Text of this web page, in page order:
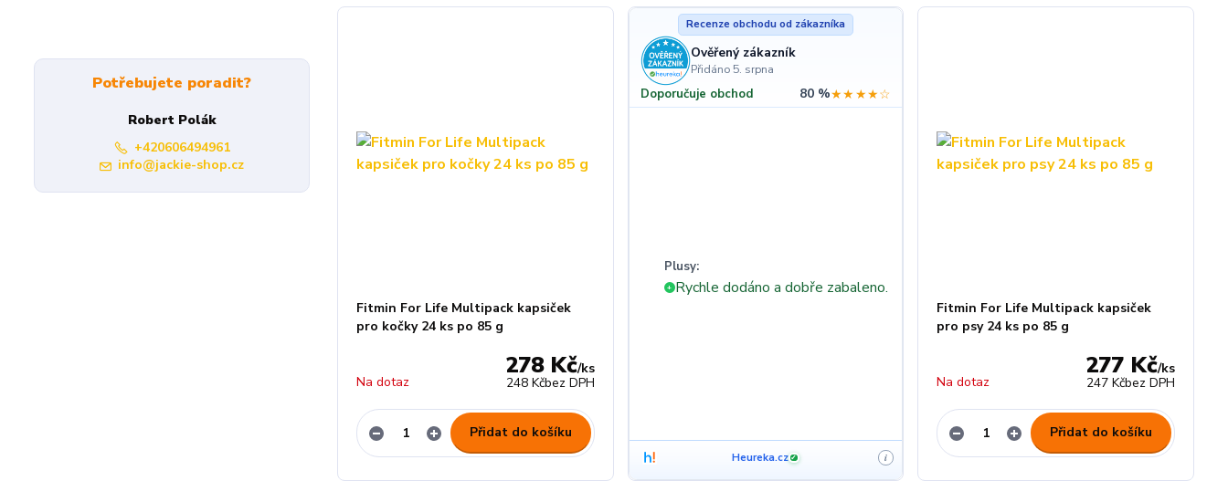
Fitmin For Life Multipack kapsiček
pro kočky 24 ks po 85 g
278 Kč/ks
248 Kčbez DPH
Na dotaz
Přidat do košíku
Recenze obchodu od zákazníka
Ověřený zákazník
Přidáno 5. srpna
Doporučuje obchod 80 %★★★★☆
Plusy:
+ Rychle dodáno a dobře zabaleno.
Heureka.cz ✓ i
Fitmin For Life Multipack kapsiček
pro psy 24 ks po 85 g
277 Kč/ks
247 Kčbez DPH
Na dotaz
Přidat do košíku
Potřebujete poradit?
Robert Polák
+420606494961
info@jackie-shop.cz